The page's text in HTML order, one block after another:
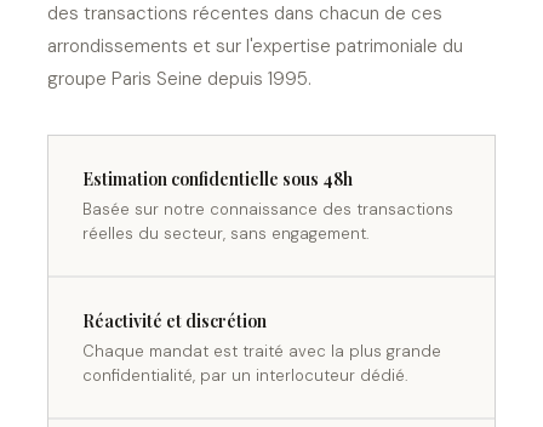
des transactions récentes dans chacun de ces
arrondissements et sur l'expertise patrimoniale du
groupe Paris Seine depuis 1995.
Estimation confidentielle sous 48h
Basée sur notre connaissance des transactions
réelles du secteur, sans engagement.
Réactivité et discrétion
Chaque mandat est traité avec la plus grande
confidentialité, par un interlocuteur dédié.